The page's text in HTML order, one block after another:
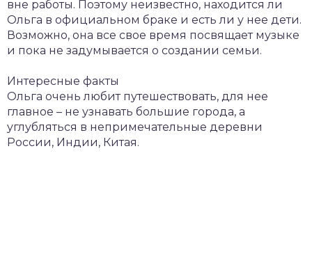
вне работы. Поэтому неизвестно, находится ли
Ольга в официальном браке и есть ли у нее дети.
Возможно, она все свое время посвящает музыке
и пока не задумывается о создании семьи.
Интересные факты
Ольга очень любит путешествовать, для нее
главное – не узнавать большие города, а
углубляться в непримечательные деревни
России, Индии, Китая.